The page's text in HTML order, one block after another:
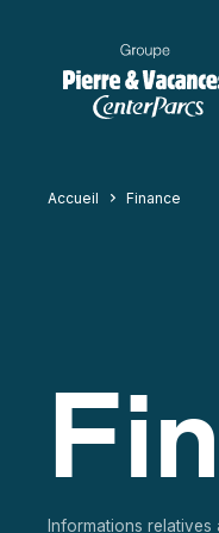
Accueil Finance
Informations relatives